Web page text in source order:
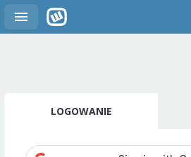
LOGOWANIE